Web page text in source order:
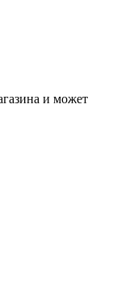
и может